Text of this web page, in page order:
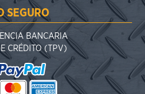
SEGURO
BANCARIA
CRÉDITO (TPV)